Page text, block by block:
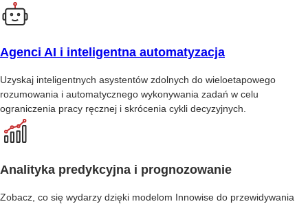
Agenci AI i inteligentna automatyzacja
Uzyskaj inteligentnych asystentów zdolnych do wieloetapowego
rozumowania i automatycznego wykonywania zadań w celu
ograniczenia pracy ręcznej i skrócenia cykli decyzyjnych.
Analityka predykcyjna i prognozowanie
Zobacz, co się wydarzy dzięki modelom Innowise do przewidywania